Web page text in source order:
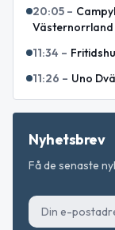
20:05 –
Västernorrland
11:34 –
11:26 – Uno
Nyhetsbrev
Få de senaste